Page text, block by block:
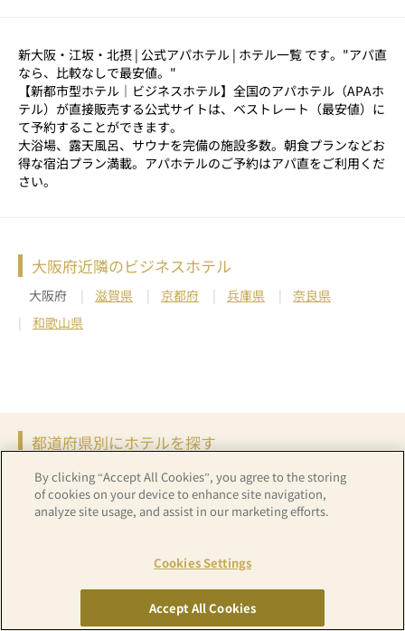
新大阪・江坂・北摂 | 公式アパホテル | ホテル一覧 です。"アパ直
なら、比較なしで最安値。"
【新都市型ホテル｜ビジネスホテル】全国のアパホテル（APAホ
テル）が直接販売する公式サイトは、ベストレート（最安値）に
て予約することができます。
大浴場、露天風呂、サウナを完備の施設多数。朝食プランなどお
得な宿泊プラン満載。アパホテルのご予約はアパ直をご利用くだ
さい。
大阪府近隣のビジネスホテル
大阪府 滋賀県 京都府 兵庫県
奈良県
和歌山県
都道府県別にホテルを探す
北海道・東北 北海道 青森県 岩手県 宮城県
秋田県
山形県
福島県
茨城県 栃木県 群馬県
By clicking “Accept All Cookies”, you agree to the storing
of cookies on your device to enhance site navigation,
analyze site usage, and assist in our marketing efforts.
Cookies Settings
Accept All Cookies